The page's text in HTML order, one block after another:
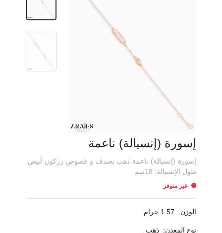
إسورة (إنسيالة) ناعمة
إسورة (إنسيالة) ناعمة ذهب بصدف و فصوص زركون أبيض.
طول الإنسيالة: 18سم
غير متوفر
الوزن: 1.57 جرام
نوع المعدن: ذهب